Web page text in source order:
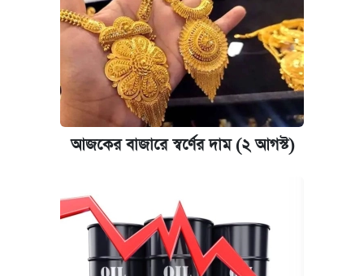
আজকের বাজারে স্বর্ণের দাম (২ আগস্ট)